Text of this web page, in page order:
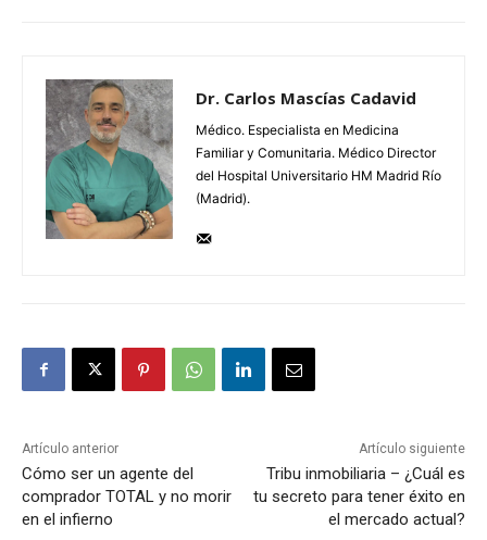
Dr. Carlos Mascías Cadavid
Médico. Especialista en Medicina
Familiar y Comunitaria. Médico Director
del Hospital Universitario HM Madrid Río
(Madrid).
Artículo anterior
Cómo ser un agente del
comprador TOTAL y no morir
en el infierno
Artículo siguiente
Tribu inmobiliaria – ¿Cuál es
tu secreto para tener éxito en
el mercado actual?